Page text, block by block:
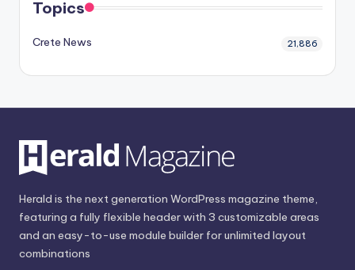
Topics
Crete News 21,886
Herald is the next generation WordPress magazine theme,
featuring a fully flexible header with 3 customizable areas
and an easy-to-use module builder for unlimited layout
combinations